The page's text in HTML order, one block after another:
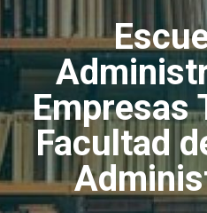
Empresas
Facultad